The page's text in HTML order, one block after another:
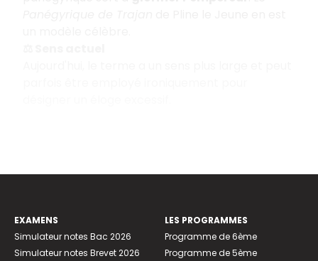
EXAMENS
Simulateur notes Bac 2026
Simulateur notes Brevet 2026
LES PROGRAMMES
Programme de 6ème
Programme de 5ème